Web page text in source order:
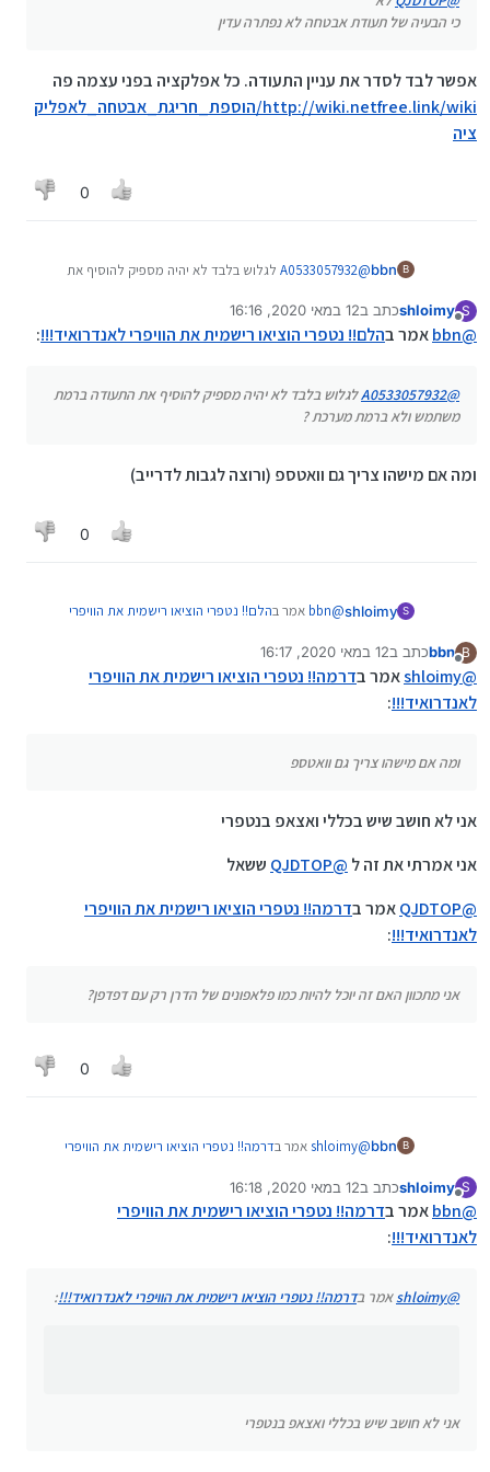
כי הבעיה של תעודת אבטחה לא נפתרה עדין
אפשר לבד לסדר את עניין התעודה. כל אפלקציה בפני עצמה פה
http://wiki.netfree.link/wiki/הוספת_חריגת_אבטחה_לאפליק
ציה
0
B
bbn
@
A0533057932 לגלוש בלבד לא יהיה מספיק להוסיף את
S
מנותק
shloimyכתב ב12 במאי 2020, 16:16
נערך לאחרונה על ידי
@
bbnאמר בהלם!! נטפרי הוציאו רישמית את הוויפרי לאנדרואיד!!!:
@
A0533057932לגלוש בלבד לא יהיה מספיק להוסיף את התעודה ברמת
משתמש ולא ברמת מערכת ?
ומה אם מישהו צריך גם וואטספ (ורוצה לגבות לדרייב)
0
S
shloimy
@
bbn אמר בהלם!! נטפרי הוציאו רישמית את הוויפרי
@
A0533057932לגלוש בלבד לא יהיה מספיק להוסיף
B
מנותק
bbnכתב ב12 במאי 2020, 16:17
נערך לאחרונה על ידי bbn5 בדצמ׳ 2020, 16:18
@
shloimyאמר בדרמה!! נטפרי הוציאו רישמית את הוויפרי
לאנדרואיד!!!:
ומה אם מישהו צריך גם וואטספ
אני לא חושב שיש בכללי ואצאפ בנטפרי
אני אמרתי את זה ל @
QJDTOP ששאל
@
QJDTOPאמר בדרמה!! נטפרי הוציאו רישמית את הוויפרי
לאנדרואיד!!!:
אני מתכוון האם זה יוכל להיות כמו פלאפונים של הדרן רק עם דפדפן?
0
B
bbn
@
shloimy אמר בדרמה!! נטפרי הוציאו רישמית את הוויפרי
ומה אם מישהו צריך גם וואטספ
אני אמרתי את זה ל@
QJDTOPששאל
עם דפדפן?
S
מנותק
shloimyכתב ב12 במאי 2020, 16:18
נערך לאחרונה על ידי
@
bbnאמר בדרמה!! נטפרי הוציאו רישמית את הוויפרי
לאנדרואיד!!!:
@
shloimyאמר בדרמה!! נטפרי הוציאו רישמית את הוויפרי לאנדרואיד!!!:
אני לא חושב שיש בכללי ואצאפ בנטפרי